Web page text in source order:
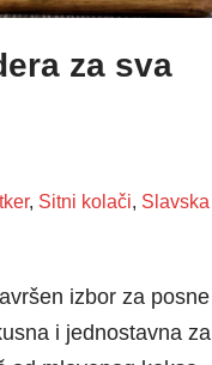
za sva
, Sitni kolači, Slavska
izbor za posne
i jednostavna za